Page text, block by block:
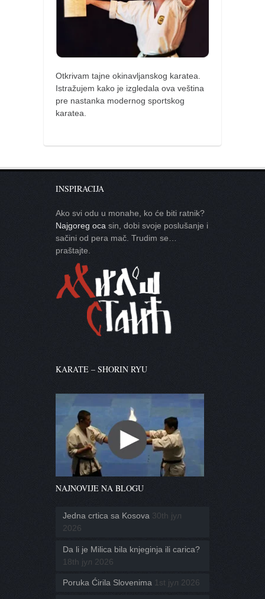
Otkrivam tajne okinavljanskog karatea.
Istražujem kako je izgledala ova veština
pre nastanka modernog sportskog
karatea.
INSPIRACIJA
Ako svi odu u monahe, ko će biti ratnik?
Najgoreg oca sin, dobi svoje poslušanje i
sačini od pera mač. Trudim se…
praštajte.
KARATE – SHORIN RYU
NAJNOVIJE NA BLOGU
Jedna crtica sa Kosova 30th јул
2026
Da li je Milica bila knjeginja ili carica?
18th јул 2026
Poruka Ćirila Slovenima 1st јул 2026